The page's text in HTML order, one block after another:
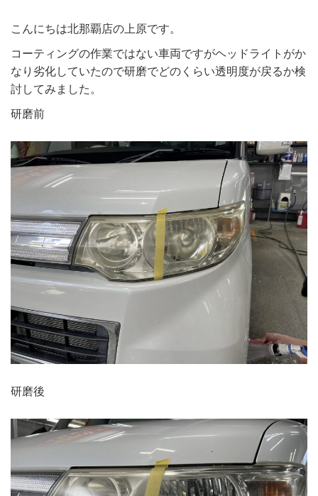
こんにちは北那覇店の上原です。
コーティングの作業ではない車両ですがヘッドライトがか
なり劣化していたので研磨でどのくらい透明度が戻るか検
討してみました。
研磨前
研磨後